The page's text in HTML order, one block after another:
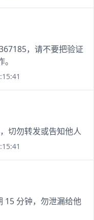
，请不要把验证
切勿转发或告知他人
15 分钟，勿泄漏给他